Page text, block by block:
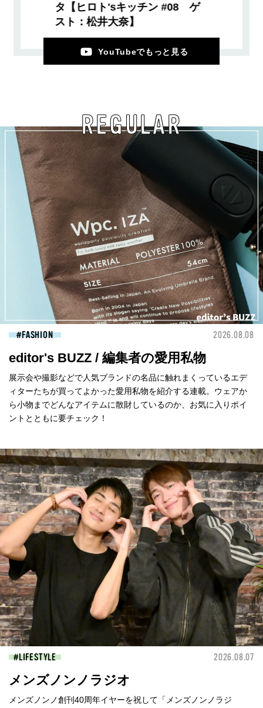
タ【ヒロト'sキッチン #08 ゲ
スト：松井大奈】
YouTubeでもっと見る
REGULAR
FASHION 2026.08.08
editor's BUZZ / 編集者の愛用私物
展示会や撮影などで人気ブランドの名品に触れまくっているエデ
ィターたちが買ってよかった愛用私物を紹介する連載。ウェアか
ら小物までどんなアイテムに散財しているのか、お気に入りポイ
ントとともに要チェック！
LIFESTYLE 2026.08.07
メンズノンノラジオ
メンズノンノ創刊40周年イヤーを祝して「メンズノンノラジ